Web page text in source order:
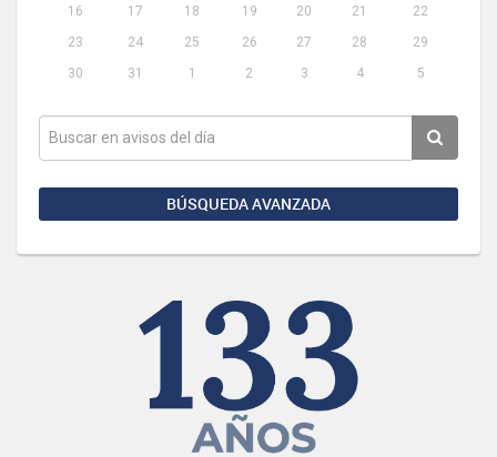
16
17 18 19 20 21
22
23
24 25 26 27 28
29
30
31 1 2 3 4 5
BÚSQUEDA AVANZADA